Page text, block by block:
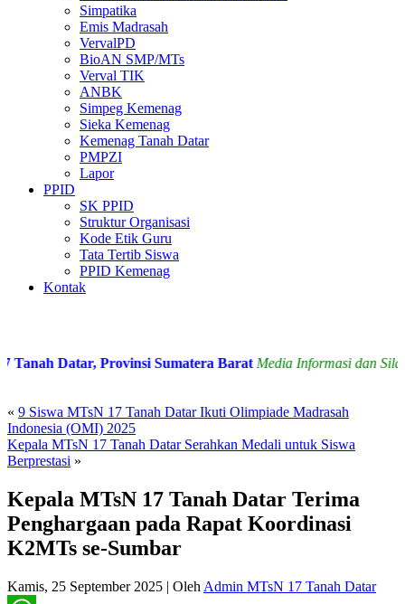
Simpatika
Emis Madrasah
VervalPD
BioAN SMP/MTs
Verval TIK
ANBK
Simpeg Kemenag
Sieka Kemenag
Kemenag Tanah Datar
PMPZI
Lapor
PPID
SK PPID
Struktur Organisasi
Kode Etik Guru
Tata Tertib Siswa
PPID Kemenag
Kontak
Datar, Provinsi Sumatera Barat Media Informasi dan
« 9 Siswa MTsN 17 Tanah Datar Ikuti Olimpiade Madrasah
Indonesia (OMI) 2025
Kepala MTsN 17 Tanah Datar Serahkan Medali untuk Siswa
Berprestasi »
Kepala MTsN 17 Tanah Datar Terima
Penghargaan pada Rapat Koordinasi
K2MTs se-Sumbar
Kamis, 25 September 2025 | Oleh Admin MTsN 17 Tanah Datar